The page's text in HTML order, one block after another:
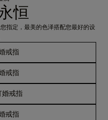
恒
指定，最美的色泽搭配您最好的设
订婚戒指
订婚戒指
金 订婚戒指
订婚戒指